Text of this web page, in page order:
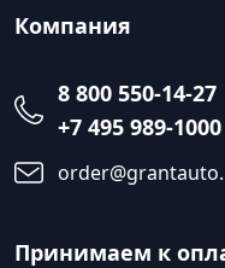
Компания
8 800 550-14-27
+7 495 989-1000
Принимаем к